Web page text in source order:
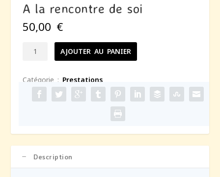
A la rencontre de soi
50,00 €
AJOUTER AU PANIER
Catégorie : Prestations
Description